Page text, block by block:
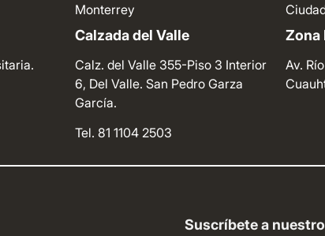
Monterrey
Calzada del Valle
Calz. del Valle 355-Piso 3 Interior
6, Del Valle. San Pedro Garza
García.
Tel. 81 1104 2503
Zona
Av.
Suscríbete a